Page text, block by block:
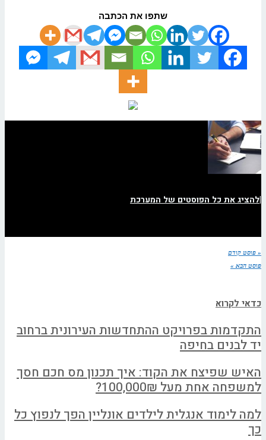
שתפו את הכתבה
|להציג את כל הפוסטים של המערכת
« פוסט קודם
פוסט הבא »
כדאי לקרוא
התקדמות בפרויקט ההתחדשות העירונית ברחוב
יד לבנים בחיפה
האיש שפיצח את הקוד: איך תכנון מס חכם חסך
למשפחה אחת מעל 100,000₪?
למה לימוד אנגלית לילדים אונליין הפך לנפוץ כל
כך